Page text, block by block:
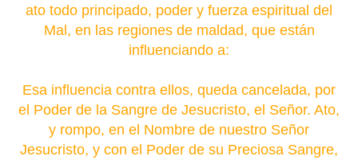
ato todo principado, poder y fuerza espiritual del
Mal, en las regiones de maldad, que están
influenciando a:
Esa influencia contra ellos, queda cancelada, por
el Poder de la Sangre de Jesucristo, el Señor. Ato,
y rompo, en el Nombre de nuestro Señor
Jesucristo, y con el Poder de su Preciosa Sangre,